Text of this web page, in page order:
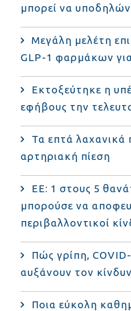
μπορεί να
Μεγάλη μελέτη
GLP-1 φαρμάκων
Εκτοξεύτηκε η
εφήβους την
Τα επτά λαχανικά
αρτηριακή πίεση
ΕΕ: 1 στους 5
μπορούσε να
περιβαλλοντικοί
Πώς γρίπη, COVID-
αυξάνουν τον
Ποια εύκολη